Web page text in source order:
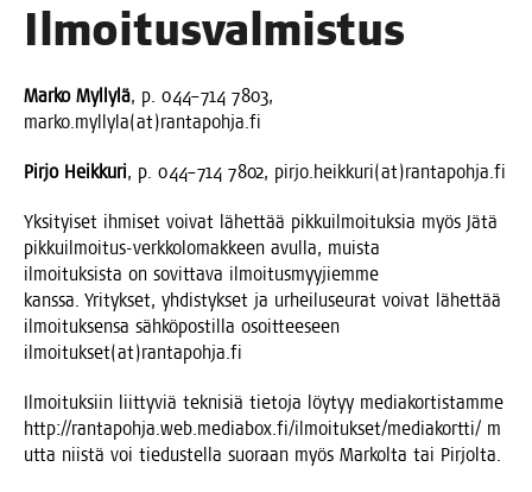
Ilmoi­tus­val­mis­tus
Mar­ko Myl­ly­lä, p. 044–714 7803,
marko.myllyla(at)rantapohja.fi
Pir­jo Heik­ku­ri, p. 044–714 7802, pirjo.heikkuri(at)rantapohja.fi
Yksi­tyi­set ihmi­set voi­vat lähet­tää pik­kuil­moi­tuk­sia myös Jätä
pik­kuil­moi­tus-verk­ko­lo­mak­keen avul­la, muis­ta
ilmoi­tuk­sis­ta on sovit­ta­va ilmoi­tus­myy­jiem­me
kans­sa. Yri­tyk­set, yhdis­tyk­set ja urhei­luseu­rat voi­vat lähet­tää
ilmoi­tuk­sen­sa säh­kö­pos­til­la osoit­tee­seen
ilmoitukset(at)rantapohja.fi
Ilmoi­tuk­siin liit­ty­viä tek­ni­siä tie­to­ja löy­tyy media­kor­tis­tam­me
http://rantapohja.web.mediabox.fi/ilmoitukset/mediakortti/ m
ut­ta niis­tä voi tie­dus­tel­la suo­raan myös Mar­kol­ta tai Pirjolta.